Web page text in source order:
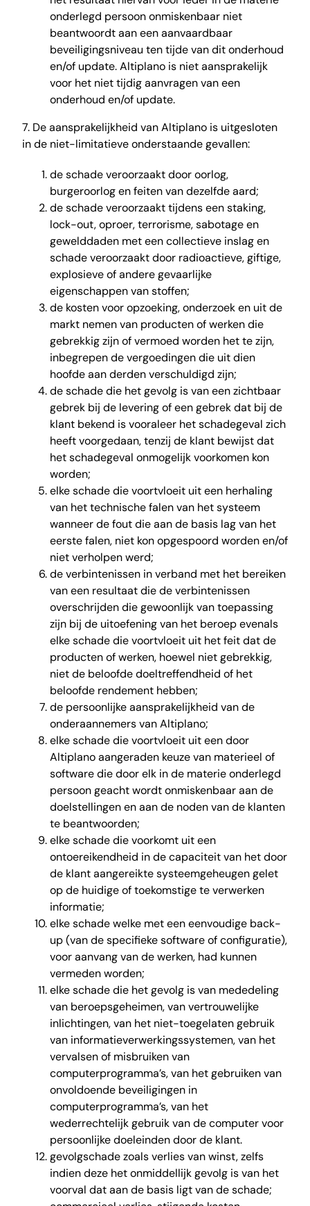
onderlegd persoon onmiskenbaar niet
beantwoordt aan een aanvaardbaar
beveiligingsniveau ten tijde van dit onderhoud
en/of update. Altiplano is niet aansprakelijk
voor het niet tijdig aanvragen van een
onderhoud en/of update.
7. De aansprakelijkheid van Altiplano is uitgesloten
in de niet-limitatieve onderstaande gevallen:
de schade veroorzaakt door oorlog,
burgeroorlog en feiten van dezelfde aard;
de schade veroorzaakt tijdens een staking,
lock-out, oproer, terrorisme, sabotage en
gewelddaden met een collectieve inslag en
schade veroorzaakt door radioactieve, giftige,
explosieve of andere gevaarlijke
eigenschappen van stoffen;
de kosten voor opzoeking, onderzoek en uit de
markt nemen van producten of werken die
gebrekkig zijn of vermoed worden het te zijn,
inbegrepen de vergoedingen die uit dien
hoofde aan derden verschuldigd zijn;
de schade die het gevolg is van een zichtbaar
gebrek bij de levering of een gebrek dat bij de
klant bekend is vooraleer het schadegeval zich
heeft voorgedaan, tenzij de klant bewijst dat
het schadegeval onmogelijk voorkomen kon
worden;
elke schade die voortvloeit uit een herhaling
van het technische falen van het systeem
wanneer de fout die aan de basis lag van het
eerste falen, niet kon opgespoord worden en/of
niet verholpen werd;
de verbintenissen in verband met het bereiken
van een resultaat die de verbintenissen
overschrijden die gewoonlijk van toepassing
zijn bij de uitoefening van het beroep evenals
elke schade die voortvloeit uit het feit dat de
producten of werken, hoewel niet gebrekkig,
niet de beloofde doeltreffendheid of het
beloofde rendement hebben;
de persoonlijke aansprakelijkheid van de
onderaannemers van Altiplano;
elke schade die voortvloeit uit een door
Altiplano aangeraden keuze van materieel of
software die door elk in de materie onderlegd
persoon geacht wordt onmiskenbaar aan de
doelstellingen en aan de noden van de klanten
te beantwoorden;
elke schade die voorkomt uit een
ontoereikendheid in de capaciteit van het door
de klant aangereikte systeemgeheugen gelet
op de huidige of toekomstige te verwerken
informatie;
elke schade welke met een eenvoudige back-
up (van de specifieke software of configuratie),
voor aanvang van de werken, had kunnen
vermeden worden;
elke schade die het gevolg is van mededeling
van beroepsgeheimen, van vertrouwelijke
inlichtingen, van het niet-toegelaten gebruik
van informatieverwerkingssystemen, van het
vervalsen of misbruiken van
computerprogramma’s, van het gebruiken van
onvoldoende beveiligingen in
computerprogramma’s, van het
wederrechtelijk gebruik van de computer voor
persoonlijke doeleinden door de klant.
gevolgschade zoals verlies van winst, zelfs
indien deze het onmiddellijk gevolg is van het
voorval dat aan de basis ligt van de schade;